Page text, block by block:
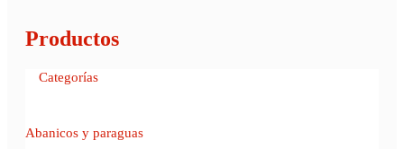
Productos
Categorías
Abanicos y paraguas